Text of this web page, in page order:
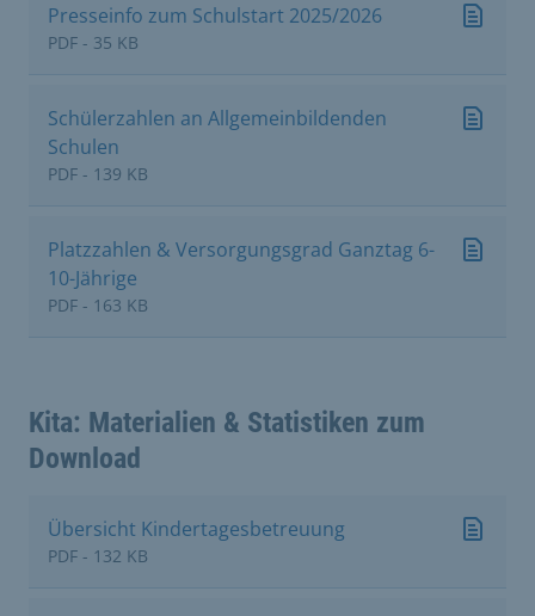
Presseinfo zum Schulstart 2025/2026
PDF - 35 KB
Schülerzahlen an Allgemeinbildenden
Schulen
PDF - 139 KB
Platzzahlen & Versorgungsgrad Ganztag 6-
10-Jährige
PDF - 163 KB
Kita: Materialien & Statistiken zum
Download
Übersicht Kindertagesbetreuung
PDF - 132 KB